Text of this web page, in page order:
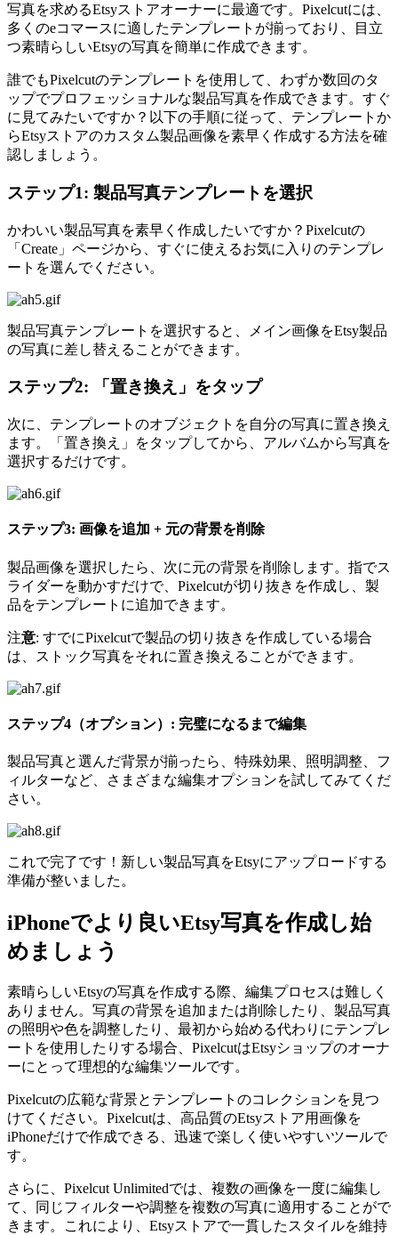
写真を求めるEtsyストアオーナーに最適です。Pixelcutには、
多くのeコマースに適したテンプレートが揃っており、目立
つ素晴らしいEtsyの写真を簡単に作成できます。
誰でもPixelcutのテンプレートを使用して、わずか数回のタ
ップでプロフェッショナルな製品写真を作成できます。すぐ
に見てみたいですか？以下の手順に従って、テンプレートか
らEtsyストアのカスタム製品画像を素早く作成する方法を確
認しましょう。
ステップ1: 製品写真テンプレートを選択
かわいい製品写真を素早く作成したいですか？Pixelcutの
「Create」ページから、すぐに使えるお気に入りのテンプレ
ートを選んでください。
製品写真テンプレートを選択すると、メイン画像をEtsy製品
の写真に差し替えることができます。
ステップ2: 「置き換え」をタップ
次に、テンプレートのオブジェクトを自分の写真に置き換え
ます。「置き換え」をタップしてから、アルバムから写真を
選択するだけです。
ステップ3: 画像を追加 + 元の背景を削除
製品画像を選択したら、次に元の背景を削除します。指でス
ライダーを動かすだけで、Pixelcutが切り抜きを作成し、製
品をテンプレートに追加できます。
注意: すでにPixelcutで製品の切り抜きを作成している場合
は、ストック写真をそれに置き換えることができます。
ステップ4（オプション）: 完璧になるまで編集
製品写真と選んだ背景が揃ったら、特殊効果、照明調整、フ
ィルターなど、さまざまな編集オプションを試してみてくだ
さい。
これで完了です！新しい製品写真をEtsyにアップロードする
準備が整いました。
iPhoneでより良いEtsy写真を作成し始
めましょう
素晴らしいEtsyの写真を作成する際、編集プロセスは難しく
ありません。写真の背景を追加または削除したり、製品写真
の照明や色を調整したり、最初から始める代わりにテンプレ
ートを使用したりする場合、PixelcutはEtsyショップのオーナ
ーにとって理想的な編集ツールです。
Pixelcutの広範な背景とテンプレートのコレクションを見つ
けてください。Pixelcutは、高品質のEtsyストア用画像を
iPhoneだけで作成できる、迅速で楽しく使いやすいツールで
す。
さらに、Pixelcut Unlimitedでは、複数の画像を一度に編集し
て、同じフィルターや調整を複数の写真に適用することがで
きます。これにより、Etsyストアで一貫したスタイルを維持